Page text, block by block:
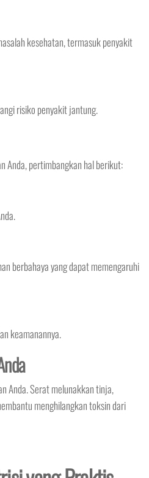
kesehatan, termasuk penyakit
risiko penyakit jantung.
Anda, pertimbangkan hal berikut:
berbahaya yang dapat memengaruhi
keamanannya.
Anda. Serat melunakkan tinja,
menghilangkan toksin dari